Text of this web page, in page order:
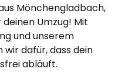
Mönchengladbach,
Umzug! Mit
und unserem
dafür, dass dein
abläuft.